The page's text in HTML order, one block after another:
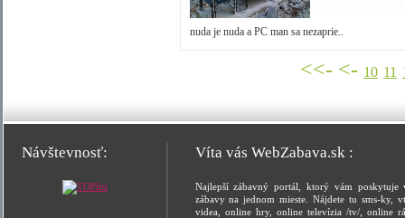
nuda je nuda a PC man sa nezaprie..
<<- <- 10 11
Návštevnosť: Víta vás WebZabava.sk :
Najlepší zábavný portál, ktorý vám poskytuje
zábavy na jednom mieste. Nájdete tu sms-ky,
videa, online hry, online televízia /tv/, online